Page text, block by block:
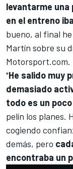
levantarme una
en el entreno
bueno, al final
Martín sobre su
Motorsport.com.
"He salido muy
demasiado
todo es un
pelín los planes.
cogiendo
demás, pero
encontraba un